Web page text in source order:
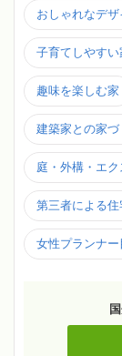
おしゃれなデ
子育てしやすい
趣味を楽しむ家
建築家との家づ
庭・外構・エ
第三者による
女性プランナ